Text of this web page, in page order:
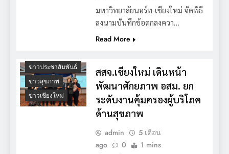
มหาวิทยาลัยนอร์ท-เชียงใหม่ จัดพิธี
ลงนามบันทึกข้อตกลงควา…
Read More
ข่าวประชาสัมพันธ์
ข่าวสุขภาพ
ข่าวเชียงใหม่
สสจ.เชียงใหม่ เดินหน้า
พัฒนาศักยภาพ อสม. ยก
ระดับงานคุ้มครองผู้บริโภค
ด้านสุขภาพ
admin
5 เดือน
ago
0 1 mins